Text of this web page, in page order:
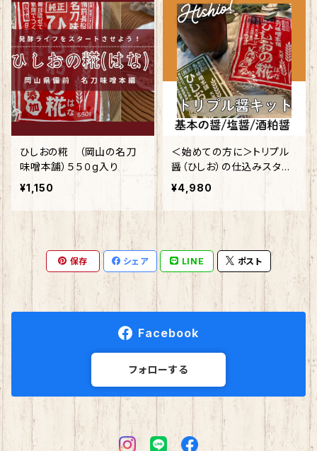
ひしおの糀 （岡山の名刀
味噌本舗）５５０g入り
¥1,150
＜始めての方に＞トリプル
醤（ひしお）の仕込みスター
ターキット
¥4,980
保存 シェア LINE ポスト
Facebook
フォローする